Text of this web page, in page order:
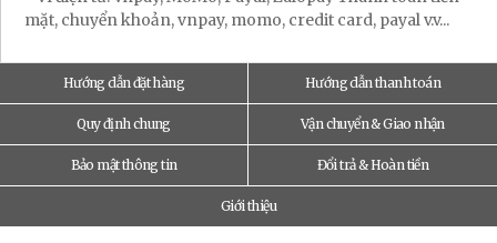
mặt, chuyển khoản, vnpay, momo, credit card, payal v.v...
Hướng dẫn đặt hàng Hướng dẫn thanh toán
Quy định chung Vận chuyển & Giao nhận
Bảo mật thông tin Đổi trả & Hoàn tiền
Giới thiệu